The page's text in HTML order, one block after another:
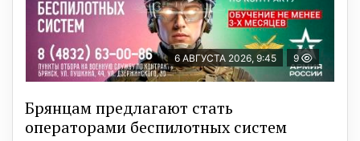
6 АВГУСТА 2026, 9:45 9
Брянцам предлагают cтать
оперaтoрами бeспилотных систeм